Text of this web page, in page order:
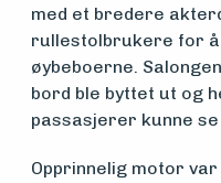
Søk
om
midler
med et bredere
rullestolbrukere for
øybeboerne.
bord ble byttet ut og
passasjerer kunne
Opprinnelig motor var